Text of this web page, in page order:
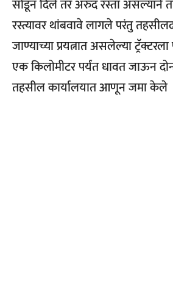
सोडून दिले तर अरुंद रस्ता असल्याने
रस्त्यावर थांबवावे लागले परंतु
जाण्याच्या प्रयत्नात असलेल्या
एक किलोमीटर पर्यंत धावत जाऊन
तहसील कार्यालयात आणून जमा केले